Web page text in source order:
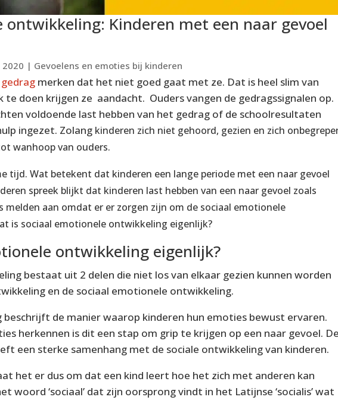
ontwikkeling: Kinderen met een naar gevoel
| Gevoelens en emoties bij kinderen
gedrag merken dat het niet goed gaat met ze. Dat is heel slim van
doen krijgen ze aandacht. Ouders vangen de gedragssignalen op.
voldoende last hebben van het gedrag of de schoolresultaten
ingezet. Zolang kinderen zich niet gehoord, gezien en zich
wanhoop van ouders.
tijd. Wat betekent dat kinderen een lange periode met een naar gevoel
spreek blijkt dat kinderen last hebben van een naar gevoel zoals
melden aan omdat er er zorgen zijn om de sociaal emotionele
is sociaal emotionele ontwikkeling eigenlijk?
ontwikkeling eigenlijk?
bestaat uit 2 delen die niet los van elkaar gezien kunnen worden
en de sociaal emotionele ontwikkeling.
de manier waarop kinderen hun emoties bewust ervaren.
herkennen is dit een stap om grip te krijgen op een naar gevoel. De
een sterke samenhang met de sociale ontwikkeling van kinderen.
het er dus om dat een kind leert hoe het zich met anderen kan
woord ‘sociaal’ dat zijn oorsprong vindt in het Latijnse ‘socialis’ wat